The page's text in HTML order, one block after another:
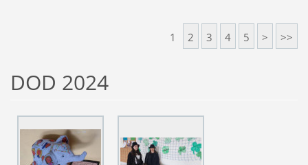
1 2 3 4 5 > >>
DOD 2024